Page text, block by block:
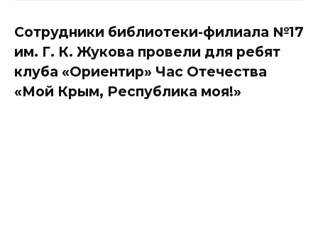
Сотрудники библиотеки-филиала №17
им. Г. К. Жукова провели для ребят
клуба «Ориентир» Час Отечества
«Мой Крым, Республика моя!»